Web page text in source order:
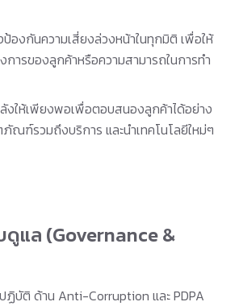
ป้องกันความเสี่ยงล่วงหน้าในทุกมิติ เพื่อให้
ารของลูกค้าหรือความสามารถในการทำ
งให้เพียงพอเพื่อตอบสนองลูกค้าได้อย่าง
ฑ์รวมถึงบริการ และนำเทคโนโลยีใหม่ๆ
ดูแล (Governance &
ฏิบัติ ด้าน Anti-Corruption และ PDPA